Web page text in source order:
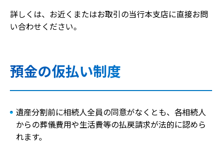
詳しくは、お近くまたはお取引の当行本支店に直接お問
い合わせください。
預金の仮払い制度
遺産分割前に相続人全員の同意がなくとも、各相続人
からの葬儀費用や生活費等の払戻請求が法的に認めら
れます。